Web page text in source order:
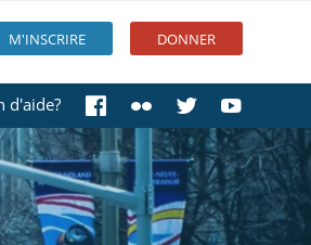
M'INSCRIRE DONNER
d'aide?